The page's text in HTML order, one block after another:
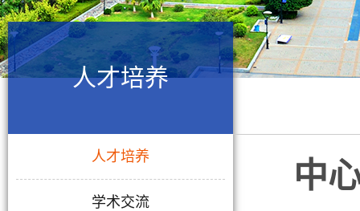
人才培养
人才培养
学术交流
中